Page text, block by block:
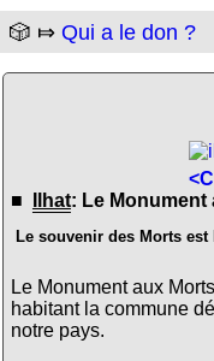
🎲 ⤇ Qui a le don ?
■
Ilhat: Le Monument
Le souvenir des Morts
Le Monument aux
habitant la commune
notre pays.